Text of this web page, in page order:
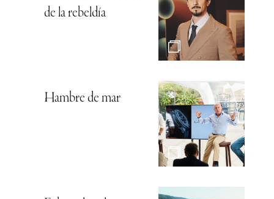
de la rebeldía
Hambre de mar